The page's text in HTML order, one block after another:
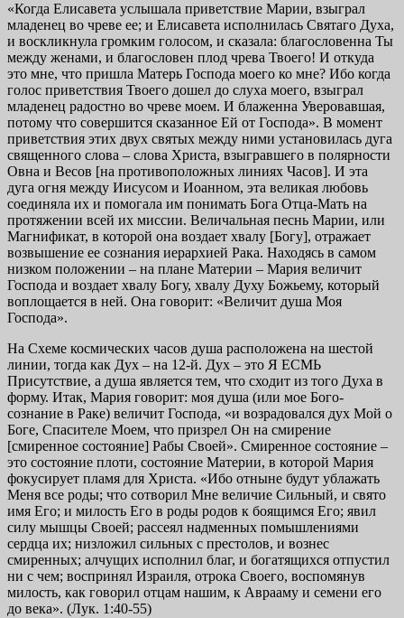
«Когда Елисавета услышала приветствие Марии, взыграл
младенец во чреве ее; и Елисавета исполнилась Святаго Духа,
и воскликнула громким голосом, и сказала: благословенна Ты
между женами, и благословен плод чрева Твоего! И откуда
это мне, что пришла Матерь Господа моего ко мне? Ибо когда
голос приветствия Твоего дошел до слуха моего, взыграл
младенец радостно во чреве моем. И блаженна Уверовавшая,
потому что совершится сказанное Ей от Господа». В момент
приветствия этих двух святых между ними установилась дуга
священного слова – слова Христа, взыгравшего в полярности
Овна и Весов [на противоположных линиях Часов]. И эта
дуга огня между Иисусом и Иоанном, эта великая любовь
соединяла их и помогала им понимать Бога Отца-Мать на
протяжении всей их миссии. Величальная песнь Марии, или
Магнификат, в которой она воздает хвалу [Богу], отражает
возвышение ее сознания иерархией Рака. Находясь в самом
низком положении – на плане Материи – Мария величит
Господа и воздает хвалу Богу, хвалу Духу Божьему, который
воплощается в ней. Она говорит: «Величит душа Моя
Господа».
На Схеме космических часов душа расположена на шестой
линии, тогда как Дух – на 12-й. Дух – это Я ЕСМЬ
Присутствие, а душа является тем, что сходит из того Духа в
форму. Итак, Мария говорит: моя душа (или мое Бого-
сознание в Раке) величит Господа, «и возрадовался дух Мой о
Боге, Спасителе Моем, что призрел Он на смирение
[смиренное состояние] Рабы Своей». Смиренное состояние –
это состояние плоти, состояние Материи, в которой Мария
фокусирует пламя для Христа. «Ибо отныне будут ублажать
Меня все роды; что сотворил Мне величие Сильный, и свято
имя Его; и милость Его в роды родов к боящимся Его; явил
силу мышцы Своей; рассеял надменных помышлениями
сердца их; низложил сильных с престолов, и вознес
смиренных; алчущих исполнил благ, и богатящихся отпустил
ни с чем; воспринял Израиля, отрока Своего, воспомянув
милость, как говорил отцам нашим, к Аврааму и семени его
до века». (Лук. 1:40-55)